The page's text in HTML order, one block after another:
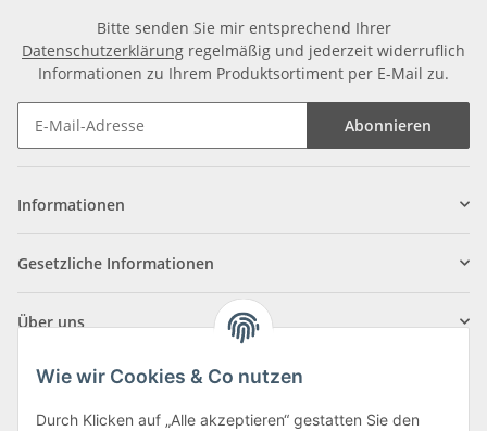
Bitte senden Sie mir entsprechend Ihrer
Datenschutzerklärung regelmäßig und jederzeit widerruflich
Informationen zu Ihrem Produktsortiment per E-Mail zu.
Abonnieren
Informationen
Gesetzliche Informationen
Über uns
Wie wir Cookies & Co nutzen
Durch Klicken auf „Alle akzeptieren“ gestatten Sie den